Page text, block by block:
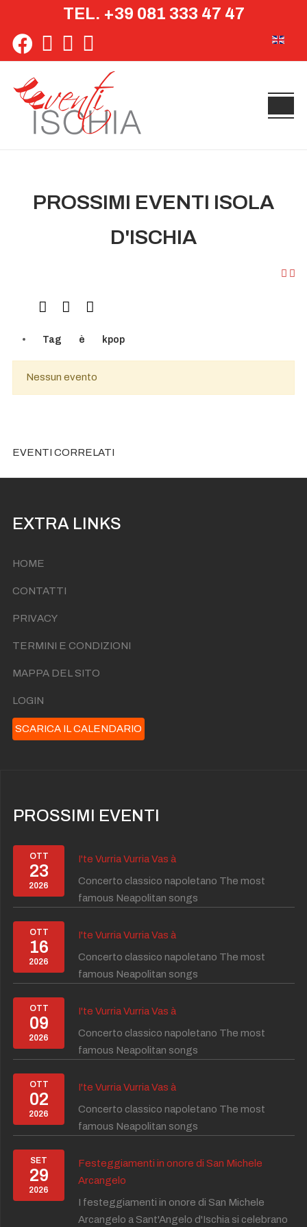
TEL. +39 081 333 47 47
PROSSIMI EVENTI ISOLA
D'ISCHIA
Tag è kpop
Nessun evento
EVENTI CORRELATI
EXTRA LINKS
HOME
CONTATTI
PRIVACY
TERMINI E CONDIZIONI
MAPPA DEL SITO
LOGIN
SCARICA IL CALENDARIO
PROSSIMI EVENTI
OTT
23
2026
I'te Vurria Vurria Vas à
Concerto classico napoletano The most
famous Neapolitan songs
OTT
16
2026
I'te Vurria Vurria Vas à
Concerto classico napoletano The most
famous Neapolitan songs
OTT
09
2026
I'te Vurria Vurria Vas à
Concerto classico napoletano The most
famous Neapolitan songs
OTT
02
2026
I'te Vurria Vurria Vas à
Concerto classico napoletano The most
famous Neapolitan songs
SET
29
2026
Festeggiamenti in onore di San Michele
Arcangelo
I festeggiamenti in onore di San Michele
Arcangelo a Sant'Angelo d'Ischia si celebrano